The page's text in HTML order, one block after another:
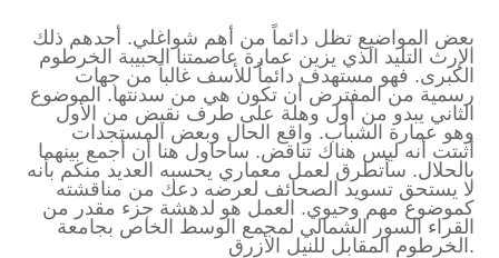
بعض المواضيع تظل دائماً من أهم شواغلي. أحدهم ذلك
الإرث التليد الذي يزين عمارة عاصمتنا الحبيبة الخرطوم
الكبرى. فهو مستهدف دائماً للأسف غالباً من جهات
رسمية من المفترض أن تكون هي من سدنتها. الموضوع
الثاني يبدو من أول وهلة على طرف نقيض من الأول
وهو عمارة الشباب. واقع الحال وبعض المستجدات
أثبتت أنه ليس هناك تناقض. سأحاول هنا أن أجمع بينهما
بالحلال. سأتطرق لعمل معماري يحسبه العديد منكم بأنه
لا يستحق تسويد الصحائف لعرضه دعك من مناقشته
كموضوع مهم وحيوي. العمل هو لدهشة جزء مقدر من
القراء السور الشمالي لمجمع الوسط الخاص بجامعة
الخرطوم المقابل للنيل الأزرق.